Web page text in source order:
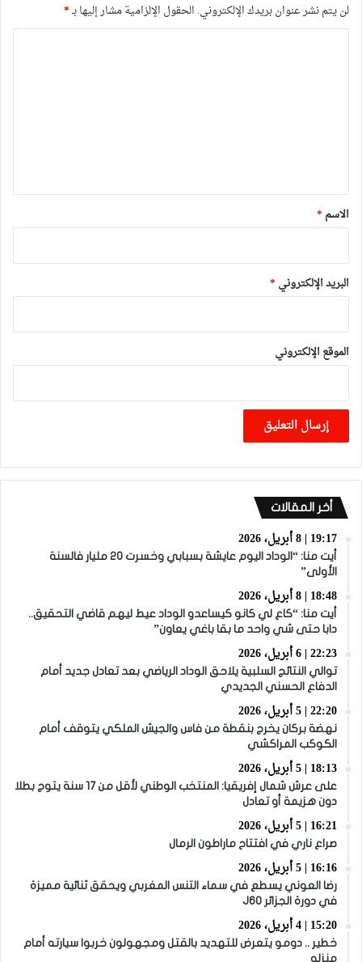
لن يتم نشر عنوان بريدك الإلكتروني. الحقول الإلزامية مشار إليها بـ*
*
الاسم *
البريد الإلكتروني *
الموقع الإلكتروني
أخر المقالات
19:17 | 8 أبريل، 2026
أيت منا: “الوداد اليوم عايشة بسبابي وخسرت 20 مليار فالسنة
الأولى”
18:48 | 8 أبريل، 2026
أيت منا: “كاع لي كانو كيساعدو الوداد عيط ليهم قاضي التحقيق..
دابا حتى شي واحد ما بقا باغي يعاون”
22:23 | 6 أبريل، 2026
توالي النتائج السلبية يلاحق الوداد الرياضي بعد تعادل جديد أمام
الدفاع الحسني الجديدي
22:20 | 5 أبريل، 2026
نهضة بركان يخرج بنقطة من فاس والجيش الملكي يتوقف أمام
الكوكب المراكشي
18:13 | 5 أبريل، 2026
على عرش شمال إفريقيا: المنتخب الوطني لأقل من 17 سنة يتوج بطلا
دون هزيمة أو تعادل
16:21 | 5 أبريل، 2026
صراع ناري في افتتاح ماراطون الرمال
16:16 | 5 أبريل، 2026
رضا العوني يسطع في سماء التنس المغربي ويحقق ثنائية مميزة
في دورة الجزائر J60
15:20 | 4 أبريل، 2026
خطير .. دومو يتعرض للتهديد بالقتل ومجهولون خربوا سيارته أمام
منزله